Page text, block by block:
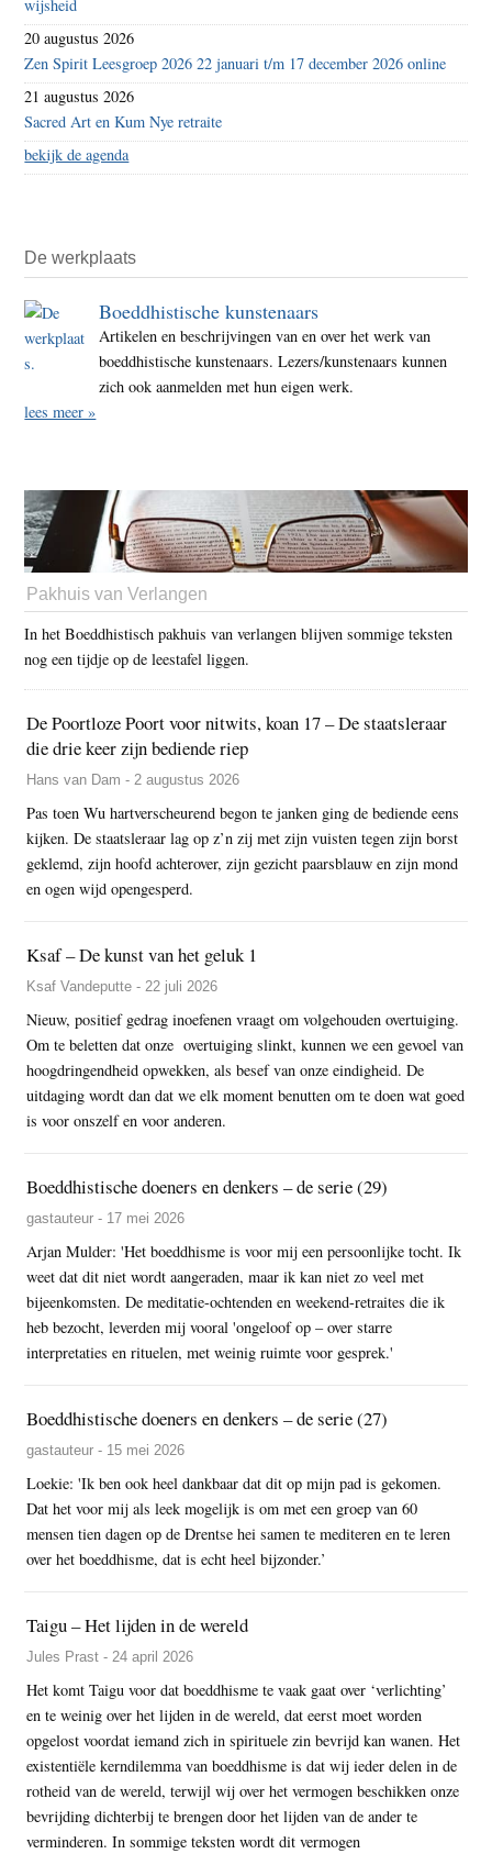
wijsheid
20 augustus 2026
Zen Spirit Leesgroep 2026 22 januari t/m 17 december 2026 online
21 augustus 2026
Sacred Art en Kum Nye retraite
bekijk de agenda
De werkplaats
Boeddhistische kunstenaars
Artikelen en beschrijvingen van en over het werk van
boeddhistische kunstenaars. Lezers/kunstenaars kunnen
zich ook aanmelden met hun eigen werk.
lees meer »
Pakhuis van Verlangen
In het Boeddhistisch pakhuis van verlangen blijven sommige teksten
nog een tijdje op de leestafel liggen.
De Poortloze Poort voor nitwits, koan 17 – De staatsleraar
die drie keer zijn bediende riep
Hans van Dam - 2 augustus 2026
Pas toen Wu hartverscheurend begon te janken ging de bediende eens
kijken. De staatsleraar lag op z’n zij met zijn vuisten tegen zijn borst
geklemd, zijn hoofd achterover, zijn gezicht paarsblauw en zijn mond
en ogen wijd opengesperd.
Ksaf – De kunst van het geluk 1
Ksaf Vandeputte - 22 juli 2026
Nieuw, positief gedrag inoefenen vraagt om volgehouden overtuiging.
Om te beletten dat onze overtuiging slinkt, kunnen we een gevoel van
hoogdringendheid opwekken, als besef van onze eindigheid. De
uitdaging wordt dan dat we elk moment benutten om te doen wat goed
is voor onszelf en voor anderen.
Boeddhistische doeners en denkers – de serie (29)
gastauteur - 17 mei 2026
Arjan Mulder: 'Het boeddhisme is voor mij een persoonlijke tocht. Ik
weet dat dit niet wordt aangeraden, maar ik kan niet zo veel met
bijeenkomsten. De meditatie-ochtenden en weekend-retraites die ik
heb bezocht, leverden mij vooral 'ongeloof op – over starre
interpretaties en rituelen, met weinig ruimte voor gesprek.'
Boeddhistische doeners en denkers – de serie (27)
gastauteur - 15 mei 2026
Loekie: 'Ik ben ook heel dankbaar dat dit op mijn pad is gekomen.
Dat het voor mij als leek mogelijk is om met een groep van 60
mensen tien dagen op de Drentse hei samen te mediteren en te leren
over het boeddhisme, dat is echt heel bijzonder.’
Taigu – Het lijden in de wereld
Jules Prast - 24 april 2026
Het komt Taigu voor dat boeddhisme te vaak gaat over ‘verlichting’
en te weinig over het lijden in de wereld, dat eerst moet worden
opgelost voordat iemand zich in spirituele zin bevrijd kan wanen. Het
existentiële kerndilemma van boeddhisme is dat wij ieder delen in de
rotheid van de wereld, terwijl wij over het vermogen beschikken onze
bevrijding dichterbij te brengen door het lijden van de ander te
verminderen. In sommige teksten wordt dit vermogen